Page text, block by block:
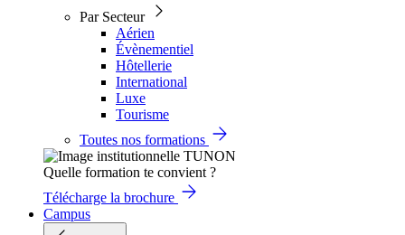
Par Secteur
Aérien
Évènementiel
Hôtellerie
International
Luxe
Tourisme
Toutes nos formations
Quelle formation te convient ?
Télécharge la brochure
Campus